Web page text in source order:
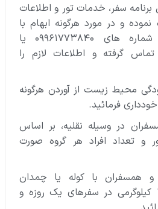
سفر، خدمات تور و اطلاعات
نموده و در مورد هرگونه ابهام با
همکاران ما با شماره های ۰۹۹۶۱۷۷۳۸۴۰ یا
۰۹۲۲۴۳۲۵۵۴۳ تماس گرفته و اطلاعات لازم را
محیط زیست از آوردن هرگونه
فرمائید.
در وسیله نقلیه، بر اساس
و تعداد افراد هر گروه صورت
همسفران با کوله یا چمدان
مسافرتی حداکثر ۱۵ کیلوگرمی در سفرهای یک روزه و